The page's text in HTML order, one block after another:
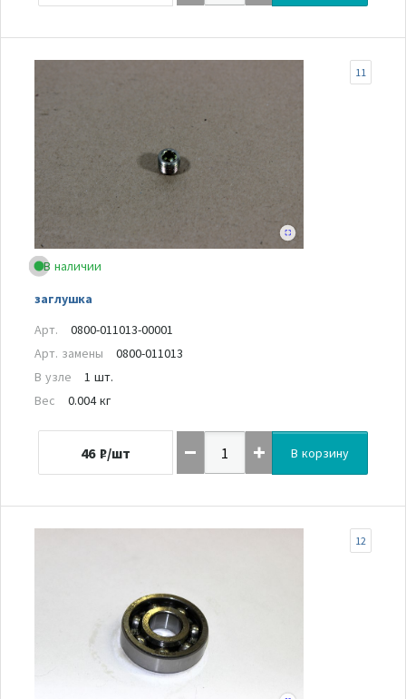
В наличии
заглушка
11
Арт.
0800-011013-00001
Арт. замены
0800-011013
В узле
1 шт.
Вес
0.004 кг
46 ₽/шт В корзину
12